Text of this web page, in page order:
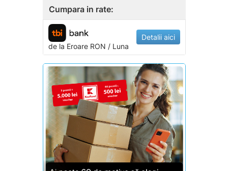
Cumpara in rate:
de la EroareRON / Luna
Detalii aici